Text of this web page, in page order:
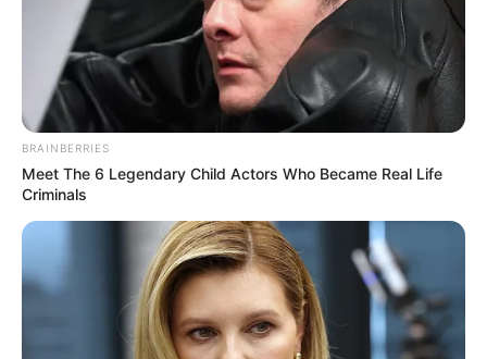
BRAINBERRIES
Meet The 6 Legendary Child Actors Who Became Real Life
Criminals